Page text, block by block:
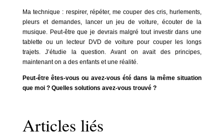
Ma technique : respirer, répéter, me couper des cris, hurlements,
pleurs et demandes, lancer un jeu de voiture, écouter de la
musique. Peut-être que je devrais malgré tout investir dans une
tablette ou un lecteur DVD de voiture pour couper les longs
trajets. J’étudie la question. Avant on avait des principes,
maintenant on a des enfants et une réalité.
Peut-être êtes-vous ou avez-vous été dans la même situation
que moi ? Quelles solutions avez-vous trouvé ?
Articles liés